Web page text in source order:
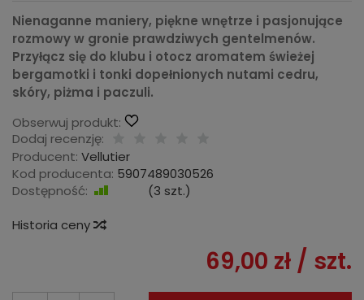
Nienaganne maniery, piękne wnętrze i pasjonujące
rozmowy w gronie prawdziwych gentelmenów.
Przyłącz się do klubu i otocz aromatem świeżej
bergamotki i tonki dopełnionych nutami cedru,
skóry, piżma i paczuli.
Obserwuj produkt:
Dodaj recenzję:
Producent: Vellutier
Kod producenta: 5907489030526
Dostępność:
(3 szt.)
Historia ceny
69,00 zł / szt.